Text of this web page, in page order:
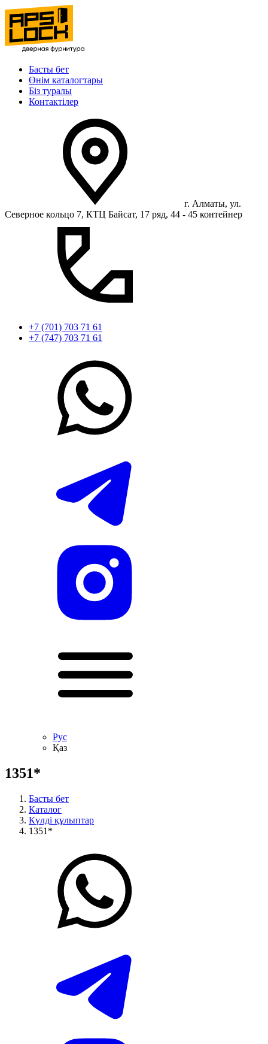
Басты бет
Өнім каталогтары
Біз туралы
Контактілер
г. Алматы, ул.
Северное кольцо 7, КТЦ Байсат, 17 ряд, 44 - 45 контейнер
+7 (701) 703 71 61
+7 (747) 703 71 61
Рус
Қаз
1351*
Басты бет
Каталог
Күлді құлыптар
1351*